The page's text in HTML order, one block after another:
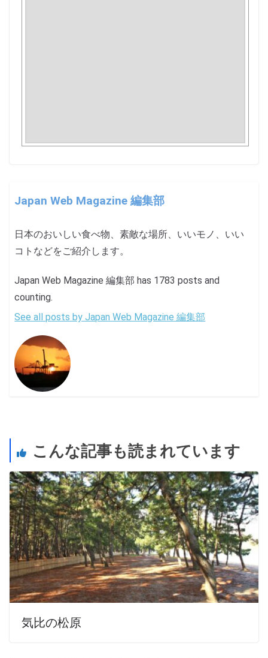
Japan Web Magazine 編集部
日本のおいしい食べ物、素敵な場所、いいモノ、いい
コトなどをご紹介します。
Japan Web Magazine 編集部 has 1783 posts and
counting.
See all posts by Japan Web Magazine 編集部
こんな記事も読まれています
気比の松原